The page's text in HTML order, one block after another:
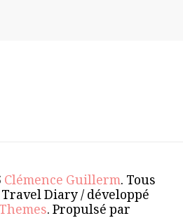
Clémence Guillerm. Tous
Travel Diary / développé
. Propulsé par